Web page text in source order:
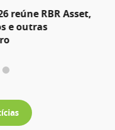
a torneira. Mas